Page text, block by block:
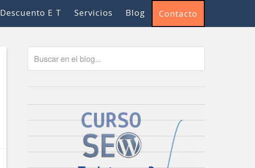
Contacto
Blog
Servicios
Descuento E T